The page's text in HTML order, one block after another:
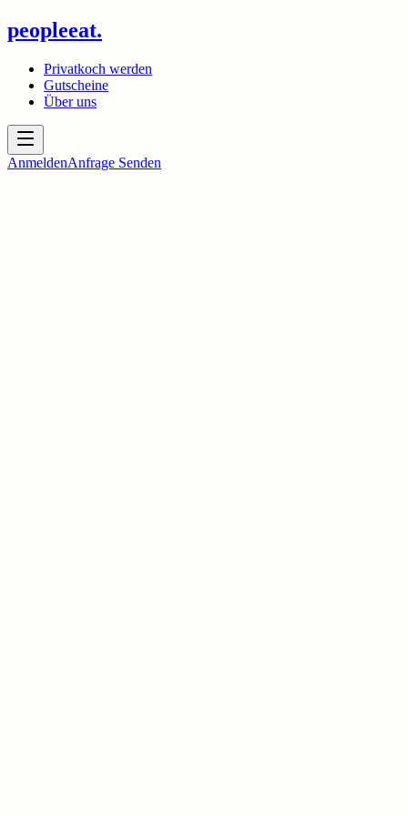
peopleeat.
Privatkoch werden
Gutscheine
Über uns
AnmeldenAnfrage Senden